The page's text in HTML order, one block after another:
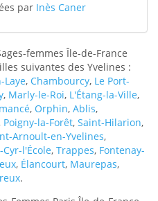
par Inès Caner
femmes Île-de-France
suivantes des Yvelines :
Laye, Chambourcy, Le Port-
, Marly-le-Roi, L'Étang-la-Ville,
, Orphin, Ablis,
Poigny-la-Forêt, Saint-Hilarion,
Arnoult-en-Yvelines,
l'École, Trappes, Fontenay-
, Élancourt, Maurepas,
.